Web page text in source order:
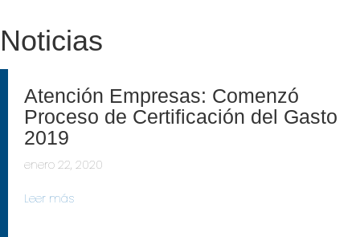
Noticias
Atención Empresas: Comenzó
Proceso de Certificación del Gasto
2019
enero 22, 2020
Leer más